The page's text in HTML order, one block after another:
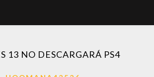
13 NO DESCARGARÁ PS4